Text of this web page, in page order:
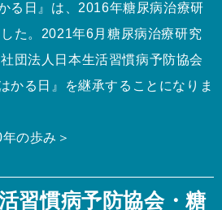
る日』は、2016年糖尿病治療研
た。2021年6月糖尿病治療研究
団法人日本生活習慣病予防協会
かる日』を継承することになりま
の歩み＞
習慣病予防協会・糖